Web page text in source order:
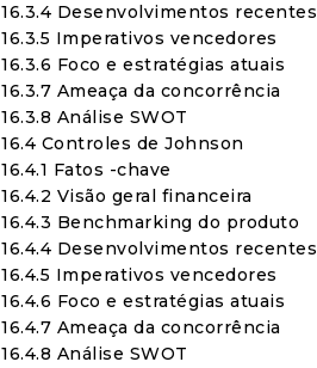
16.3.4 Desenvolvimentos recentes
16.3.5 Imperativos vencedores
16.3.6 Foco e estratégias atuais
16.3.7 Ameaça da concorrência
16.3.8 Análise SWOT
16.4 Controles de Johnson
16.4.1 Fatos -chave
16.4.2 Visão geral financeira
16.4.3 Benchmarking do produto
16.4.4 Desenvolvimentos recentes
16.4.5 Imperativos vencedores
16.4.6 Foco e estratégias atuais
16.4.7 Ameaça da concorrência
16.4.8 Análise SWOT